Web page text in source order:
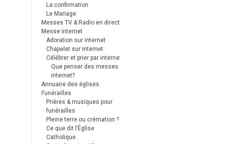
La confirmation
Le Mariage
Messes TV & Radio en direct
Messe internet
Adoration sur internet
Chapelet sur internet
Célébrer et prier par internet
Que penser des messes
internet?
Annuaire des églises
Funérailles
Prières & musiques pour
funérailles
Pleine terre ou crémation ?
Ce que dit l’Église
Catholique.